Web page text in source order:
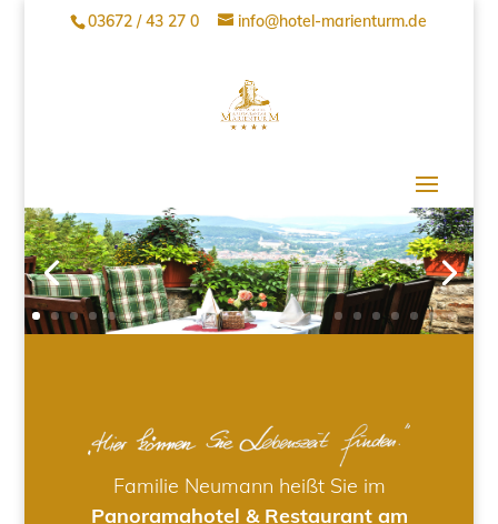
03672 / 43 27 0 info@hotel-marienturm.de
Familie Neumann heißt Sie im
Panoramahotel & Restaurant am